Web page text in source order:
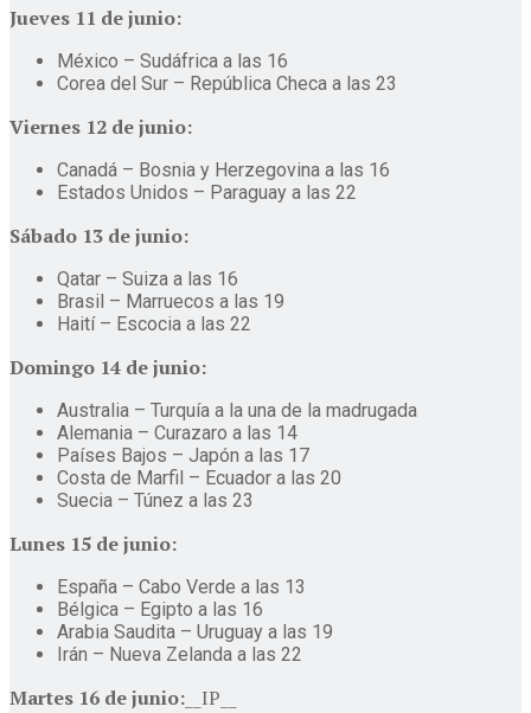
Jueves 11 de junio:
México – Sudáfrica a las 16
Corea del Sur – República Checa a las 23
Viernes 12 de junio:
Canadá – Bosnia y Herzegovina a las 16
Estados Unidos – Paraguay a las 22
Sábado 13 de junio:
Qatar – Suiza a las 16
Brasil – Marruecos a las 19
Haití – Escocia a las 22
Domingo 14 de junio:
Australia – Turquía a la una de la madrugada
Alemania – Curazaro a las 14
Países Bajos – Japón a las 17
Costa de Marfil – Ecuador a las 20
Suecia – Túnez a las 23
Lunes 15 de junio:
España – Cabo Verde a las 13
Bélgica – Egipto a las 16
Arabia Saudita – Uruguay a las 19
Irán – Nueva Zelanda a las 22
Martes 16 de junio: __IP__